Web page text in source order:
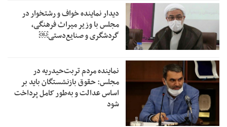
دیدار نماینده خواف و رشتخوار در
مجلس با وزیر میراث فرهنگی،
گردشگری و صنایع‌دستی￼
نماینده مردم تربت‌حیدریه در
مجلس: حقوق بازنشستگان باید بر
اساس عدالت و به‌طور کامل پرداخت
شود